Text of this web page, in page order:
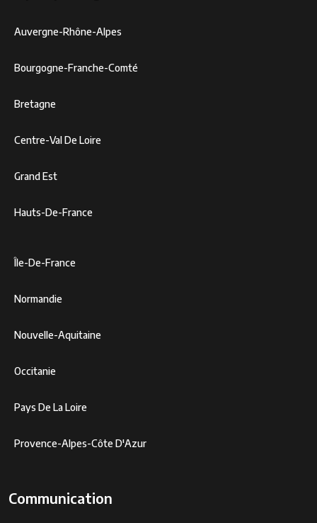
Auvergne-Rhône-Alpes
Bourgogne-Franche-Comté
Bretagne
Centre-Val De Loire
Grand Est
Hauts-De-France
Île-De-France
Normandie
Nouvelle-Aquitaine
Occitanie
Pays De La Loire
Provence-Alpes-Côte D'Azur
Communication